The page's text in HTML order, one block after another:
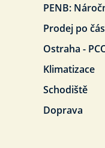
PENB:
Prodej po
Ostraha -
Klimatizace
Schodiště
Doprava